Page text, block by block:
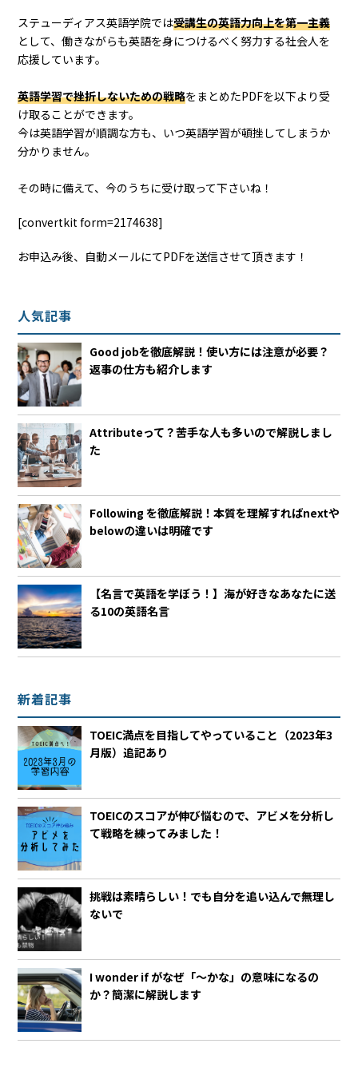
ステューディアス英語学院では受講生の英語力向上を第一主義
として、働きながらも英語を身につけるべく努力する社会人を
応援しています。
英語学習で挫折しないための戦略をまとめたPDFを以下より受
け取ることができます。
今は英語学習が順調な方も、いつ英語学習が頓挫してしまうか
分かりません。
その時に備えて、今のうちに受け取って下さいね！
[convertkit form=2174638]
お申込み後、自動メールにてPDFを送信させて頂きます！
人気記事
Good jobを徹底解説！使い方には注意が必要？
返事の仕方も紹介します
Attributeって？苦手な人も多いので解説しまし
た
Following を徹底解説！本質を理解すればnextや
belowの違いは明確です
【名言で英語を学ぼう！】海が好きなあなたに送
る10の英語名言
新着記事
TOEIC満点を目指してやっていること（2023年3
月版）追記あり
TOEICのスコアが伸び悩むので、アビメを分析し
て戦略を練ってみました！
挑戦は素晴らしい！でも自分を追い込んで無理し
ないで
I wonder if がなぜ「～かな」の意味になるの
か？簡潔に解説します